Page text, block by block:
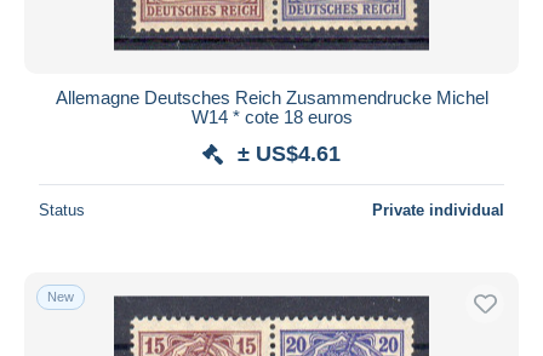
Allemagne Deutsches Reich Zusammendrucke Michel
W14 * cote 18 euros
± US$4.61
Status Private individual
New